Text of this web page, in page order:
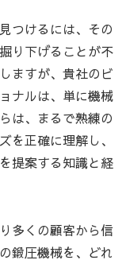
つけるには、その
り下げることが不
ますが、貴社のビ
ナルは、単に機械
は、まるで熟練の
を正確に理解し、
提案する知識と経
多くの顧客から信
鍛圧機械を、どれ